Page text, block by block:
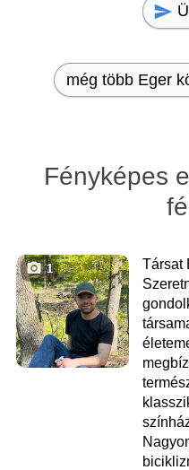
még több Eger
Fényképes
1
Társat